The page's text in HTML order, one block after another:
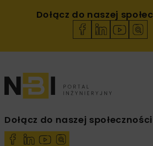
Dołącz do naszej
Dołącz do naszej społeczności